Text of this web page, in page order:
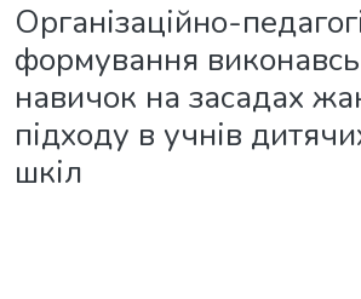
Організаційно-
формування
навичок на засадах
підходу в учнів
шкіл